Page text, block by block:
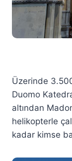
Üzerinde
Duomo
altından
helikopterle
kadar kimse